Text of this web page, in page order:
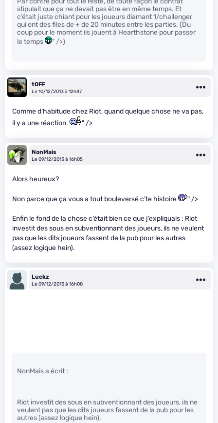
stipulait que ça ne devait pas être en même temps. Et
c’était juste chiant pour les joueurs diamant 1/challenger
qui ont des files de + de 20 minutes entre les parties. (Du
coup pour le moment ils jouent à Hearthstone pour passer
le temps
" />)
t0FF
Le 10/12/2013 à 12h47
Comme d’habitude chez Riot, quand quelque chose ne va pas,
il y a une réaction.
" />
NonMais
Le 09/12/2013 à 16h05
Alors heureux?
Non parce que ça vous a tout bouleversé c’te histoire " />
Enfin le fond de la chose c’était bien ce que j’expliquais : Riot
investit des sous en subventionnant des joueurs, ils ne veulent
pas que les dits joueurs fassent de la pub pour les autres
(assez logique hein).
Luckz
Le 09/12/2013 à 16h08
NonMais a écrit :
Riot investit des sous en subventionnant des joueurs, ils ne
veulent pas que les dits joueurs fassent de la pub pour les
autres (assez logique hein).